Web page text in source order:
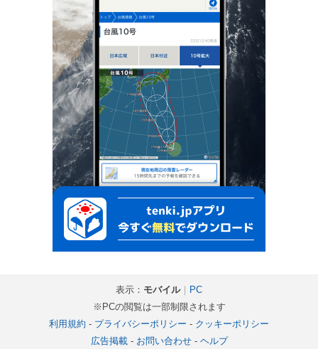
表示： モバイル｜ PC
※PCの閲覧は一部制限されます
利用規約 - プライバシーポリシー - クッキーポリシー
広告掲載- お問い合わせ- ヘルプ